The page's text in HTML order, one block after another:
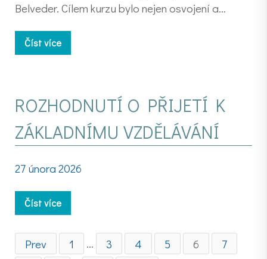
Belveder. Cílem kurzu bylo nejen osvojení a…
Číst více
ROZHODNUTÍ O PŘIJETÍ K
ZÁKLADNÍMU VZDĚLÁVÁNÍ
27 února 2026
Číst více
Prev 1 … 3 4 5 6
7